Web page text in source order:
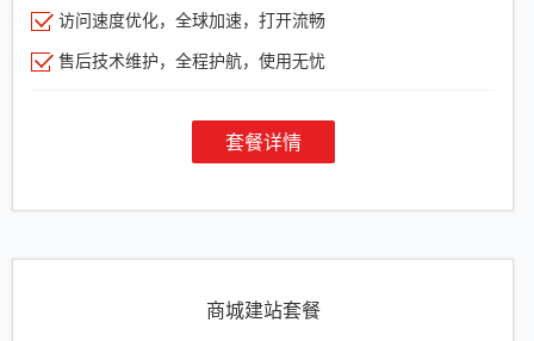
访问速度优化，全球加速，打开流畅
售后技术维护，全程护航，使用无忧
套餐详情
商城建站套餐